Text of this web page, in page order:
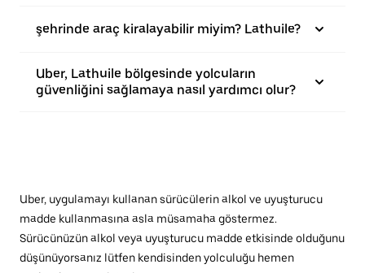
şehrinde araç kiralayabilir miyim? Lathuile?
Uber, Lathuile bölgesinde yolcuların
güvenliğini sağlamaya nasıl yardımcı olur?
Uber, uygulamayı kullanan sürücülerin alkol ve uyuşturucu
madde kullanmasına asla müsamaha göstermez.
Sürücünüzün alkol veya uyuşturucu madde etkisinde olduğunu
düşünüyorsanız lütfen kendisinden yolculuğu hemen